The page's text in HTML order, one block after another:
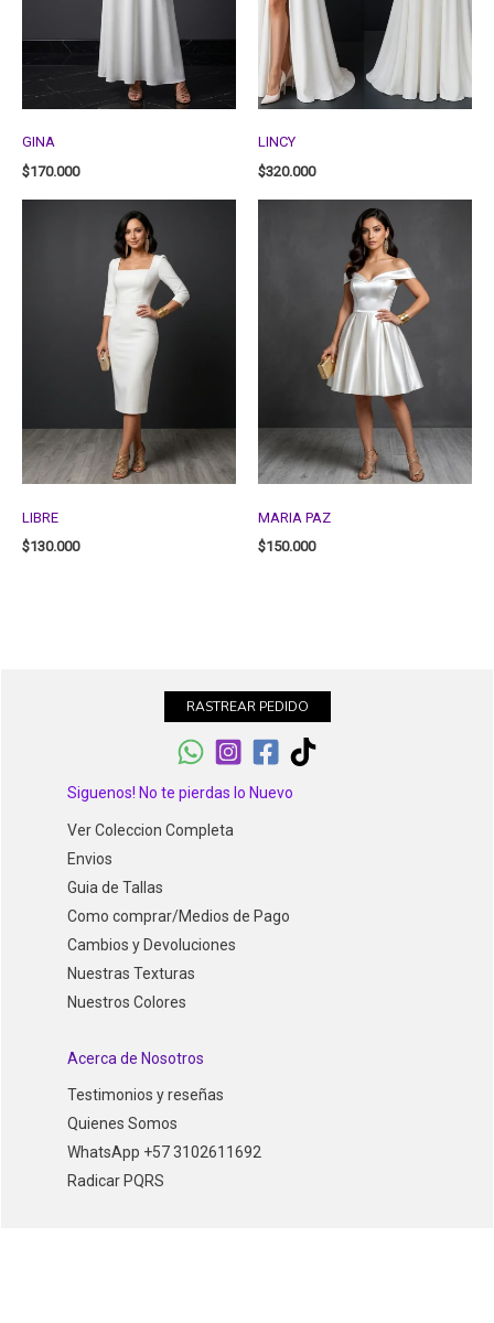
GINA
$170.000
LINCY
$320.000
LIBRE
$130.000
MARIA PAZ
$150.000
RASTREAR PEDIDO
Siguenos! No te pierdas lo Nuevo
Ver Coleccion Completa
Envios
Guia de Tallas
Como comprar/Medios de Pago
Cambios y Devoluciones
Nuestras Texturas
Nuestros Colores
Acerca de Nosotros
Testimonios y reseñas
Quienes Somos
WhatsApp +57 3102611692
Radicar PQRS